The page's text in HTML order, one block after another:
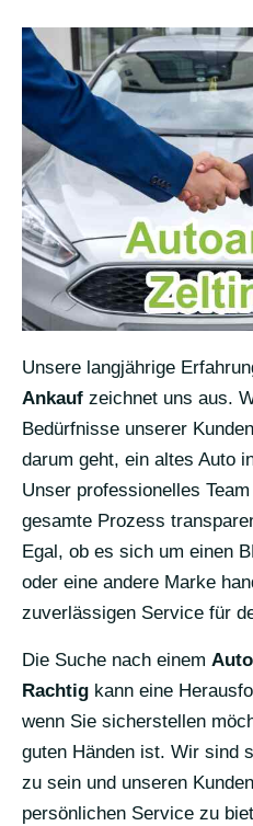
Unsere langjährige
Ankauf zeichnet uns aus.
Bedürfnisse unserer
darum geht, ein altes Auto
Unser professionelles
gesamte Prozess
Egal, ob es sich um einen
oder eine andere Marke
zuverlässigen Service für
Die Suche nach einem
Rachtig kann eine
wenn Sie sicherstellen
guten Händen ist. Wir sind
zu sein und unseren
persönlichen Service zu